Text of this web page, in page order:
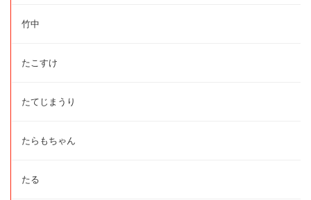
竹中
たこすけ
たてじまうり
たらもちゃん
たる